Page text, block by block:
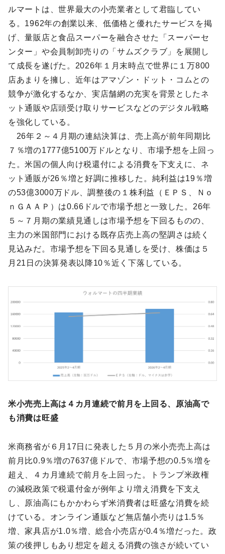
ルマートは、世界最大の小売業者として君臨してい
る。1962年の創業以来、低価格と優れたサービスを掲
げ、量販店と食品スーパーを融合させた「スーパーセ
ンター」や会員制卸売りの「サムズクラブ」を展開し
て成長を遂げた。2026年１月末時点で世界に１万800
店あまりを擁し、近年はアマゾン・ドット・コムとの
競争が激化するなか、実店舗網の充実を背景としたネ
ット通販や店頭受け取りサービスなどのデジタル戦略
を強化している。
26年２～４月期の連結決算は、売上高が前年同期比
７％増の1777億5100万ドルとなり、市場予想を上回っ
た。米国の個人向け税還付による消費を下支えに、ネ
ット通販が26％増と好調に推移した。純利益は19％増
の53億3000万ドル、調整後の１株利益（ＥＰＳ、Ｎｏ
ｎＧＡＡＰ）は0.66ドルで市場予想と一致した。26年
５～７月期の業績見通しは市場予想を下回るものの、
主力の米国部門における既存店売上高の堅調さは続く
見込みだ。市場予想を下回る見通しを受け、株価は５
月21日の決算発表以降10％近く下落している。
米小売売上高は４カ月連続で前月を上回る、原油高で
も消費は旺盛
米商務省が６月17日に発表した５月の米小売売上高は
前月比0.9％増の7637億ドルで、市場予想の0.5％増を
超え、４カ月連続で前月を上回った。トランプ米政権
の減税政策で税還付金が例年より増え消費を下支え
し、原油高にもかかわらず米消費者は旺盛な消費を続
けている。オンライン通販など無店舗小売りは1.5％
増、家具店が1.0％増、総合小売店が0.4％増だった。政
策の後押しもあり想定を超える消費の強さが続いてい